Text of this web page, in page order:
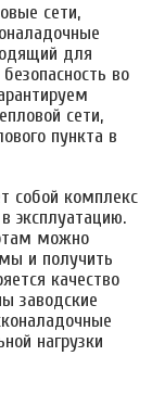
сети,
для
во
сети,
пункта в
собой комплекс
эксплуатацию.
можно
и получить
качество
заводские
нагрузки